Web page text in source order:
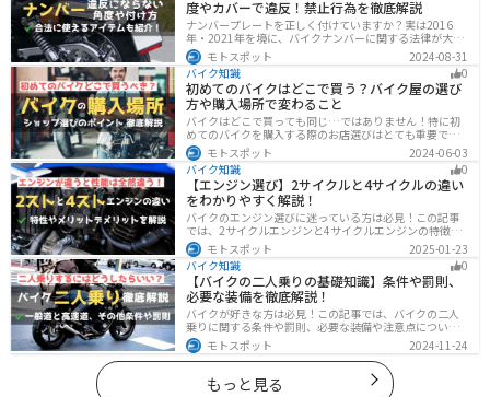
度やカバーで違反！禁止行為を徹底解説
ナンバープレートを正しく付けていますか？実は2016
年・2021年を境に、バイクナンバーに関する法律が大き
く変わっています！角度やカバー、ステーなど昔は大丈
夫でも今は違法になるケースが発生します。正しく理解
して、今一度見直してみましょう。合法で使えるアイテ
ムも紹介します。
モトスポット
2024-08-31
バイク知識
0
初めてのバイクはどこで買う？バイク屋の選び
方や購入場所で変わること
バイクはどこで買っても同じ…ではありません！特に初
めてのバイクを購入する際のお店選びはとても重要で
す。どんなお店で購入するのがベストなのか？失敗しな
いお店選びのポイントをまとめます。
モトスポット
2024-06-03
バイク知識
0
【エンジン選び】2サイクルと4サイクルの違い
をわかりやすく解説！
バイクのエンジン選びに迷っている方は必見！この記事
では、2サイクルエンジンと4サイクルエンジンの特徴や
メリット、選び方を解説しています。実は、4サイクルエ
ンジンは燃費が良く経済的で扱いやすいため、初心者の
方にはおすすめです。記事を読めば、最適なエンジン選
びのヒントが得られます。
モトスポット
2025-01-23
バイク知識
0
【バイクの二人乗りの基礎知識】条件や罰則、
必要な装備を徹底解説！
バイクが好きな方は必見！この記事では、バイクの二人
乗りに関する条件や罰則、必要な装備や注意点について
解説しています。実はバイクの二人乗りを安全に楽しむ
ためには、条件やルールを知ることが大切です。この記
事を読めば、安全で快適なライディングを楽しめます。
モトスポット 2024-11-24
もっと見る